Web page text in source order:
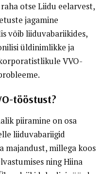
otse Liidu eelarvest,
jagamine
võib liiduvabariikides,
üldinimlikke ja
VVO-
tööstust?
piiramine on osa
liiduvabariigid
majandust, millega koos
ning Hiina